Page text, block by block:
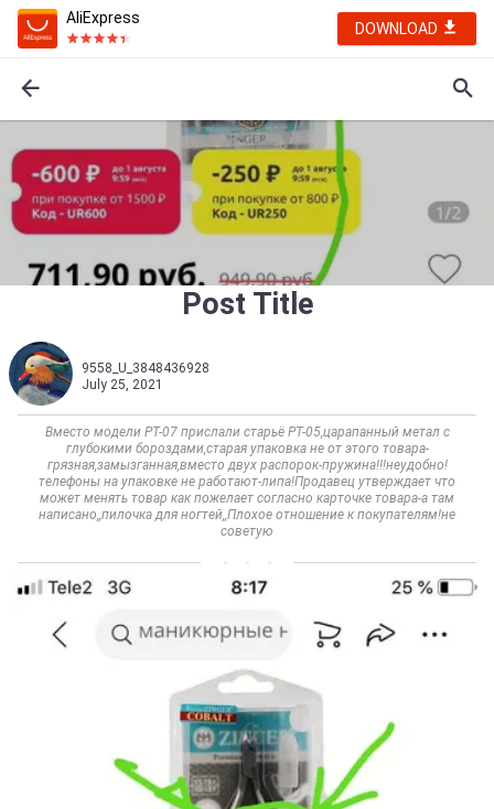
AliExpress
DOWNLOAD
Post Title
9558_U_3848436928
July 25, 2021
Вместо модели РТ-07 прислали старьё РТ-05,царапанный метал с
глубокими бороздами,старая упаковка не от этого товара-
грязная,замызганная,вместо двух распорок-пружина!!!неудобно!
телефоны на упаковке не работают-липа!Продавец утверждает что
может менять товар как пожелает согласно карточке товара-а там
написано,,пилочка для ногтей,,Плохое отношение к покупателям!не
советую